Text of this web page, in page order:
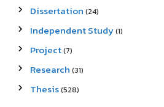
Dissertation (24)
Independent Study(1)
Project(7)
Research (31)
Thesis(528)